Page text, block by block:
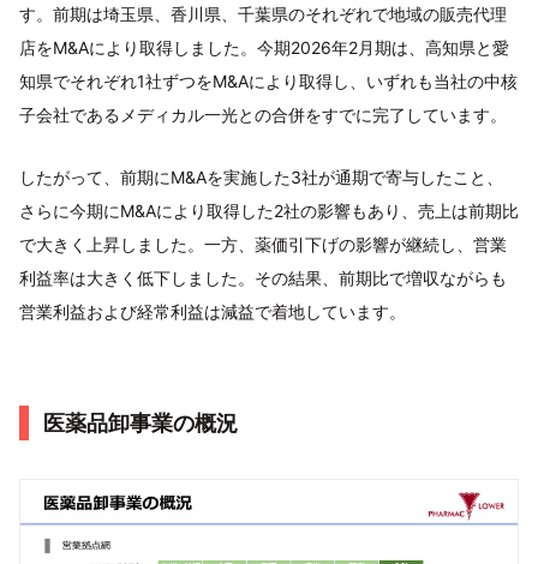
す。前期は埼玉県、香川県、千葉県のそれぞれで地域の販売代理
店をM&Aにより取得しました。今期2026年2月期は、高知県と愛
知県でそれぞれ1社ずつをM&Aにより取得し、いずれも当社の中核
子会社であるメディカル一光との合併をすでに完了しています。
したがって、前期にM&Aを実施した3社が通期で寄与したこと、
さらに今期にM&Aにより取得した2社の影響もあり、売上は前期比
で大きく上昇しました。一方、薬価引下げの影響が継続し、営業
利益率は大きく低下しました。その結果、前期比で増収ながらも
営業利益および経常利益は減益で着地しています。
医薬品卸事業の概況